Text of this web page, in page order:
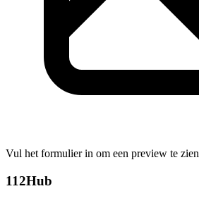
Vul het formulier in om een preview te zien
112Hub